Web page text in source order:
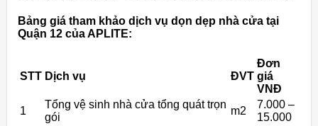
Bảng giá tham khảo dịch vụ dọn dẹp nhà cửa tại
Quận 12 của APLITE:
STT Dịch vụ ĐVT
Đơn
giá
VNĐ
1
Tổng vệ sinh nhà cửa tổng quát trọn
gói
m2
7.000 –
15.000